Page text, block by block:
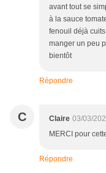
avant tout se
à la sauce
fenouil déjà
manger un peu
bientôt
Répondre
C Claire 03/03/
MERCI pour
Répondre